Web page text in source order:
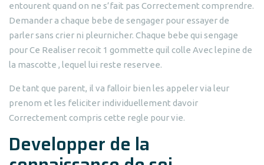
entourent quand on ne s’fait pas Correctement comprendre.
Demander a chaque bebe de sengager pour essayer de
parler sans crier ni pleurnicher. Chaque bebe qui sengage
pour Ce Realiser recoit 1 gommette quil colle Avec lepine de
la mascotte , lequel lui reste reservee.
De tant que parent, il va falloir bien les appeler via leur
prenom et les feliciter individuellement davoir
Correctement compris cette regle pour vie.
Developper de la